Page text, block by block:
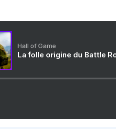
Hall of Game
La folle origine du Battle